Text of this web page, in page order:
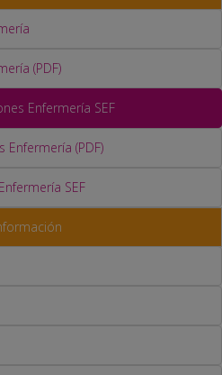
(PDF)
Enfermería SEF
(PDF)
SEF